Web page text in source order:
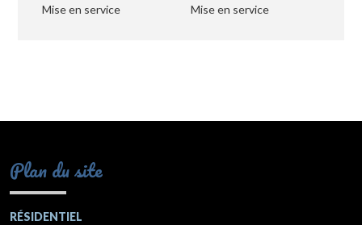
Mise en service Mise en service
Plan du site
RÉSIDENTIEL